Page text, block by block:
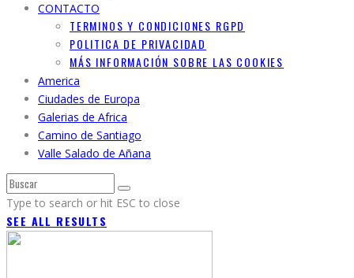
CONTACTO
TERMINOS Y CONDICIONES RGPD
POLITICA DE PRIVACIDAD
MÁS INFORMACIÓN SOBRE LAS COOKIES
America
Ciudades de Europa
Galerias de Africa
Camino de Santiago
Valle Salado de Añana
Type to search or hit ESC to close
SEE ALL RESULTS